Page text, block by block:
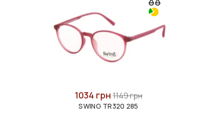
1034 грн 1149 грн
SWING TR320 285